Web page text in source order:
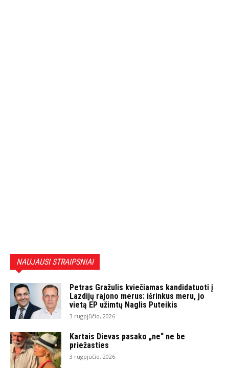
NAUJAUSI STRAIPSNIAI
Petras Gražulis kviečiamas kandidatuoti į
Lazdijų rajono merus: išrinkus meru, jo
vietą EP užimtų Naglis Puteikis
3 rugpjūčio, 2026
Kartais Dievas pasako „ne“ ne be
priežasties
3 rugpjūčio, 2026